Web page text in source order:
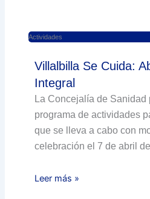
Actividades
Villalbilla Se Cuida:
Integral
La Concejalía de Sanidad
programa de actividades
que se lleva a cabo con
celebración el 7 de abril
Leer más »